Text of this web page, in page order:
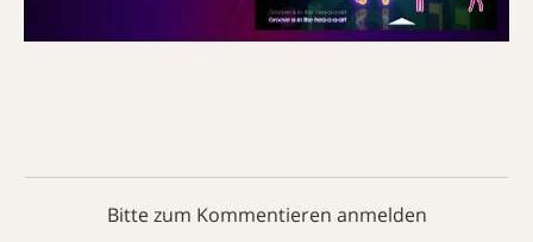
Bitte zum Kommentieren anmelden